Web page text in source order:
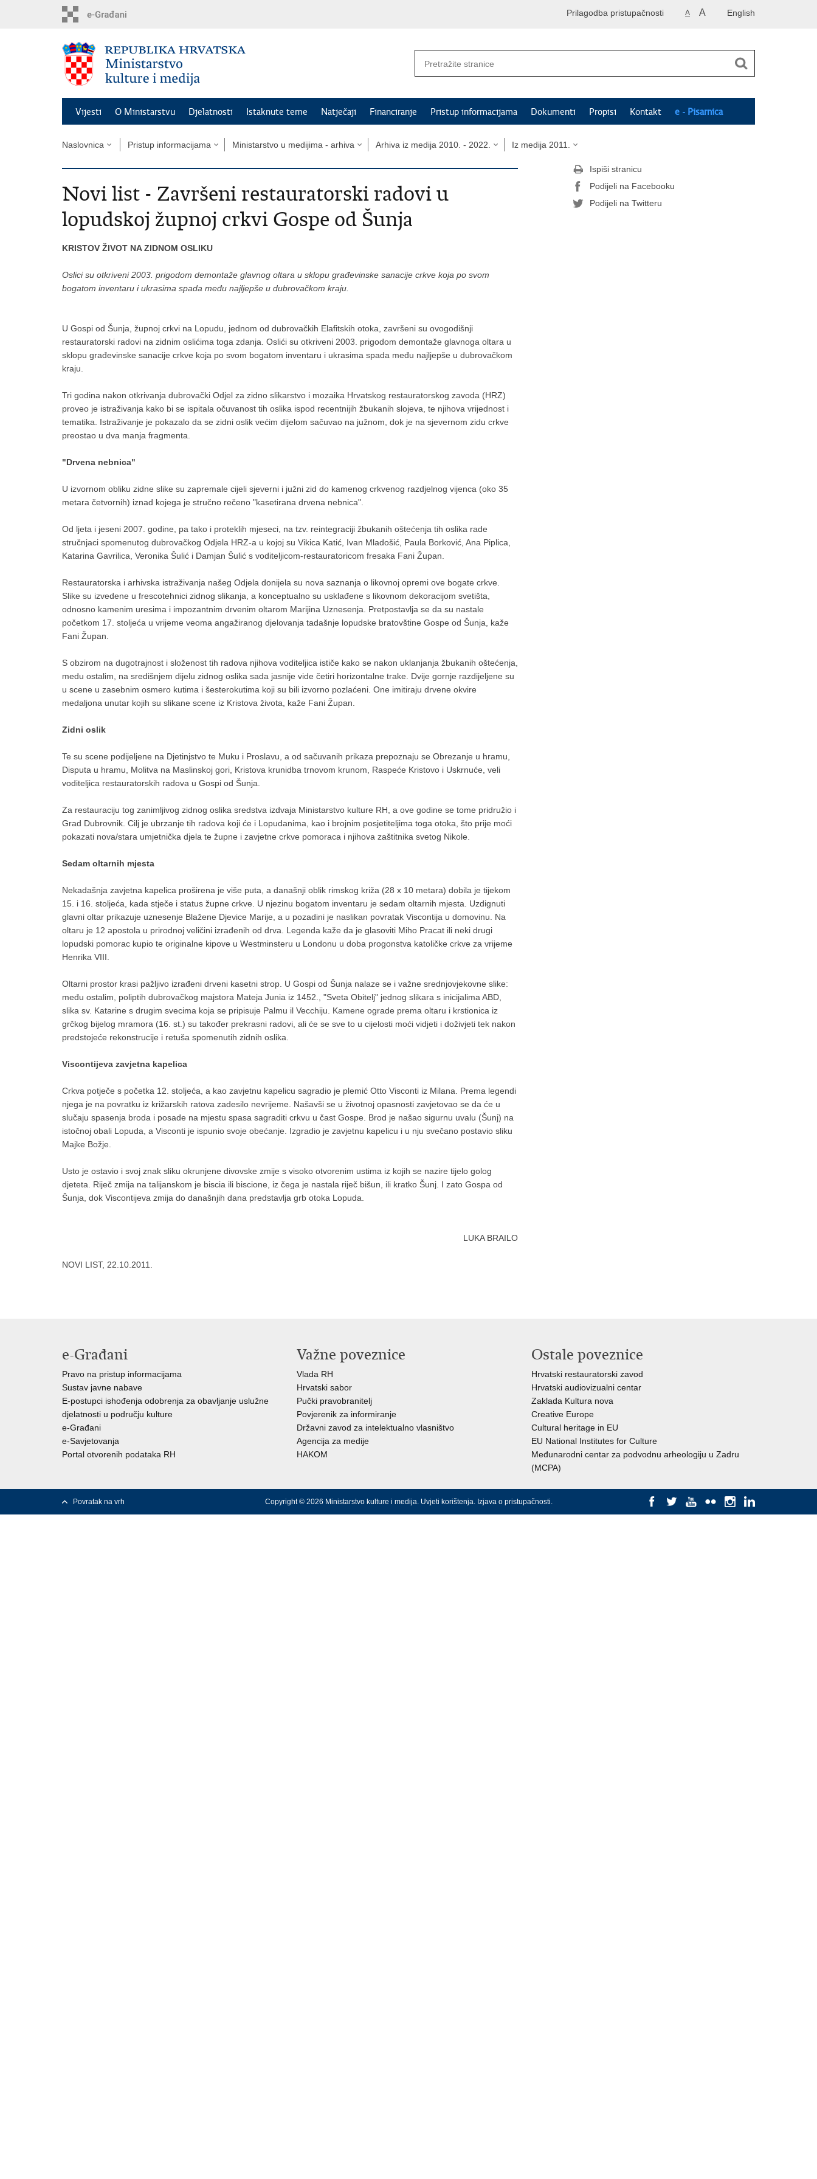
English
A A
Prilagodba pristupačnosti
Vijesti O Ministarstvu Djelatnosti Istaknute teme Natječaji Financiranje Pristup informacijama Dokumenti Propisi Kontakt e - Pisarnica
Naslovnica Pristup informacijama Ministarstvo u medijima - arhiva Arhiva iz medija 2010. - 2022. Iz medija 2011.
Novi list - Završeni restauratorski radovi u
lopudskoj župnoj crkvi Gospe od Šunja
KRISTOV ŽIVOT NA ZIDNOM OSLIKU
Oslici su otkriveni 2003. prigodom demontaže glavnog oltara u sklopu građevinske sanacije crkve koja po svom
bogatom inventaru i ukrasima spada među najljepše u dubrovačkom kraju.
U Gospi od Šunja, župnoj crkvi na Lopudu, jednom od dubrovačkih Elafitskih otoka, završeni su ovogodišnji
restauratorski radovi na zidnim oslićima toga zdanja. Oslići su otkriveni 2003. prigodom demontaže glavnoga oltara u
sklopu građevinske sanacije crkve koja po svom bogatom inventaru i ukrasima spada među najljepše u dubrovačkom
kraju.
Tri godina nakon otkrivanja dubrovački Odjel za zidno slikarstvo i mozaika Hrvatskog restauratorskog zavoda (HRZ)
proveo je istraživanja kako bi se ispitala očuvanost tih oslika ispod recentnijih žbukanih slojeva, te njihova vrijednost i
tematika. Istraživanje je pokazalo da se zidni oslik većim dijelom sačuvao na južnom, dok je na sjevernom zidu crkve
preostao u dva manja fragmenta.
"Drvena nebnica"
U izvornom obliku zidne slike su zapremale cijeli sjeverni i južni zid do kamenog crkvenog razdjelnog vijenca (oko 35
metara četvornih) iznad kojega je stručno rečeno "kasetirana drvena nebnica".
Od ljeta i jeseni 2007. godine, pa tako i proteklih mjeseci, na tzv. reintegraciji žbukanih oštećenja tih oslika rade
stručnjaci spomenutog dubrovačkog Odjela HRZ-a u kojoj su Vikica Katić, Ivan Mladošić, Paula Borković, Ana Piplica,
Katarina Gavrilica, Veronika Šulić i Damjan Šulić s voditeljicom-restauratoricom fresaka Fani Župan.
Restauratorska i arhivska istraživanja našeg Odjela donijela su nova saznanja o likovnoj opremi ove bogate crkve.
Slike su izvedene u frescotehnici zidnog slikanja, a konceptualno su usklađene s likovnom dekoracijom svetišta,
odnosno kamenim uresima i impozantnim drvenim oltarom Marijina Uznesenja. Pretpostavlja se da su nastale
početkom 17. stoljeća u vrijeme veoma angažiranog djelovanja tadašnje lopudske bratovštine Gospe od Šunja, kaže
Fani Župan.
S obzirom na dugotrajnost i složenost tih radova njihova voditeljica ističe kako se nakon uklanjanja žbukanih oštećenja,
medu ostalim, na središnjem dijelu zidnog oslika sada jasnije vide četiri horizontalne trake. Dvije gornje razdijeljene su
u scene u zasebnim osmero kutima i šesterokutima koji su bili izvorno pozlaćeni. One imitiraju drvene okvire
medaljona unutar kojih su slikane scene iz Kristova života, kaže Fani Župan.
Zidni oslik
Te su scene podijeljene na Djetinjstvo te Muku i Proslavu, a od sačuvanih prikaza prepoznaju se Obrezanje u hramu,
Disputa u hramu, Molitva na Maslinskoj gori, Kristova krunidba trnovom krunom, Raspeće Kristovo i Uskrnuće, veli
voditeljica restauratorskih radova u Gospi od Šunja.
Za restauraciju tog zanimljivog zidnog oslika sredstva izdvaja Ministarstvo kulture RH, a ove godine se tome pridružio i
Grad Dubrovnik. Cilj je ubrzanje tih radova koji će i Lopudanima, kao i brojnim posjetiteljima toga otoka, što prije moći
pokazati nova/stara umjetnička djela te župne i zavjetne crkve pomoraca i njihova zaštitnika svetog Nikole.
Sedam oltarnih mjesta
Nekadašnja zavjetna kapelica proširena je više puta, a današnji oblik rimskog križa (28 x 10 metara) dobila je tijekom
15. i 16. stoljeća, kada stječe i status župne crkve. U njezinu bogatom inventaru je sedam oltarnih mjesta. Uzdignuti
glavni oltar prikazuje uznesenje Blažene Djevice Marije, a u pozadini je naslikan povratak Viscontija u domovinu. Na
oltaru je 12 apostola u prirodnoj veličini izrađenih od drva. Legenda kaže da je glasoviti Miho Pracat ili neki drugi
lopudski pomorac kupio te originalne kipove u Westminsteru u Londonu u doba progonstva katoličke crkve za vrijeme
Henrika VIII.
Oltarni prostor krasi pažljivo izrađeni drveni kasetni strop. U Gospi od Šunja nalaze se i važne srednjovjekovne slike:
među ostalim, poliptih dubrovačkog majstora Mateja Junia iz 1452., "Sveta Obitelj" jednog slikara s inicijalima ABD,
slika sv. Katarine s drugim svecima koja se pripisuje Palmu il Vecchiju. Kamene ograde prema oltaru i krstionica iz
grčkog bijelog mramora (16. st.) su također prekrasni radovi, ali će se sve to u cijelosti moći vidjeti i doživjeti tek nakon
predstojeće rekonstrucije i retuša spomenutih zidnih oslika.
Viscontijeva zavjetna kapelica
Crkva potječe s početka 12. stoljeća, a kao zavjetnu kapelicu sagradio je plemić Otto Visconti iz Milana. Prema legendi
njega je na povratku iz križarskih ratova zadesilo nevrijeme. Našavši se u životnoj opasnosti zavjetovao se da će u
slučaju spasenja broda i posade na mjestu spasa sagraditi crkvu u čast Gospe. Brod je našao sigurnu uvalu (Šunj) na
istočnoj obali Lopuda, a Visconti je ispunio svoje obećanje. Izgradio je zavjetnu kapelicu i u nju svečano postavio sliku
Majke Božje.
Usto je ostavio i svoj znak sliku okrunjene divovske zmije s visoko otvorenim ustima iz kojih se nazire tijelo golog
djeteta. Riječ zmija na talijanskom je biscia ili biscione, iz čega je nastala riječ bišun, ili kratko Šunj. I zato Gospa od
Šunja, dok Viscontijeva zmija do današnjih dana predstavlja grb otoka Lopuda.
LUKA BRAILO
NOVI LIST, 22.10.2011.
Ispiši stranicu
Podijeli na Facebooku
Podijeli na Twitteru
e-Građani
Pravo na pristup informacijama
Sustav javne nabave
E-postupci ishođenja odobrenja za obavljanje uslužne
djelatnosti u području kulture
e-Građani
e-Savjetovanja
Portal otvorenih podataka RH
Važne poveznice
Vlada RH
Hrvatski sabor
Pučki pravobranitelj
Povjerenik za informiranje
Državni zavod za intelektualno vlasništvo
Agencija za medije
HAKOM
Ostale poveznice
Hrvatski restauratorski zavod
Hrvatski audiovizualni centar
Zaklada Kultura nova
Creative Europe
Cultural heritage in EU
EU National Institutes for Culture
Međunarodni centar za podvodnu arheologiju u Zadru
(MCPA)
Povratak na vrh Copyright © 2026 Ministarstvo kulture i medija. Uvjeti korištenja. Izjava o pristupačnosti.